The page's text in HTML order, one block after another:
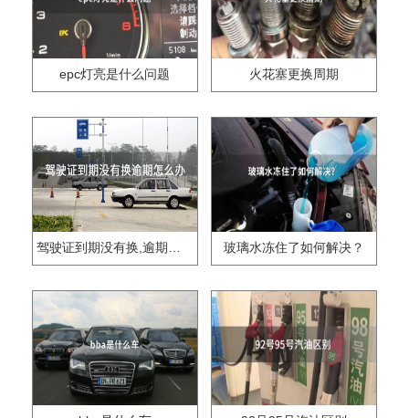
epc灯亮是什么问题 火花塞更换周期
驾驶证到期没有换,逾期怎么办?? 玻璃水冻住了如何解决？